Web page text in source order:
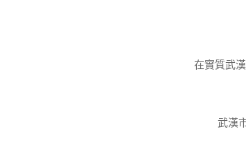
在實質武
武漢